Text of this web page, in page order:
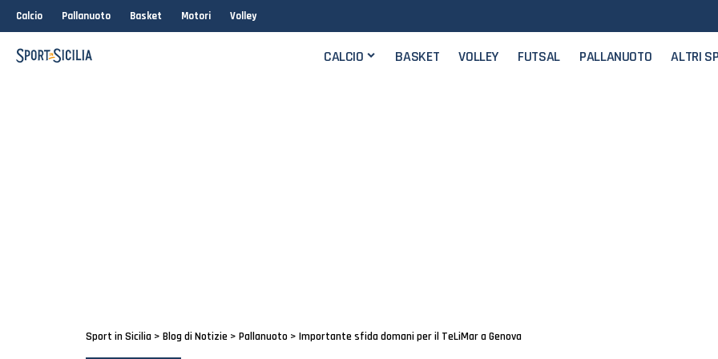
Calcio Pallanuoto Basket Motori Volley
CALCIO BASKET VOLLEY FUTSAL PALLANUOTO ALTRI
Sport in Sicilia > Blog di Notizie > Pallanuoto > Importante sfida domani per il TeLiMar a Genova